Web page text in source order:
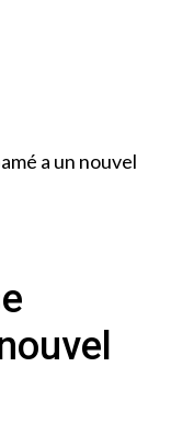
a un nouvel